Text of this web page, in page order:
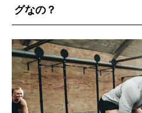
グなの？